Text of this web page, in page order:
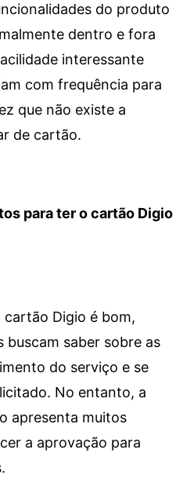
do produto
dentro e fora
interessante
com frequência para
que não existe a
de cartão.
para ter o cartão Digio
cartão Digio é bom,
buscam saber sobre as
do serviço e se
No entanto, a
apresenta muitos
a aprovação para